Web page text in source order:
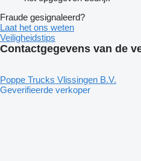
Fraude gesignaleerd?
Laat het ons weten
Veiligheidstips
Contactgegevens van de
Poppe Trucks Vlissingen B.V.
Geverifieerde verkoper